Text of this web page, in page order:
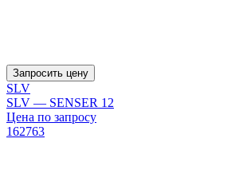
Запросить цену
SLV
SLV — SENSER 12
Цена по запросу
162763